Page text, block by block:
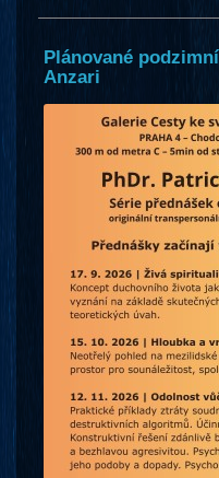
Plánované
Anzari